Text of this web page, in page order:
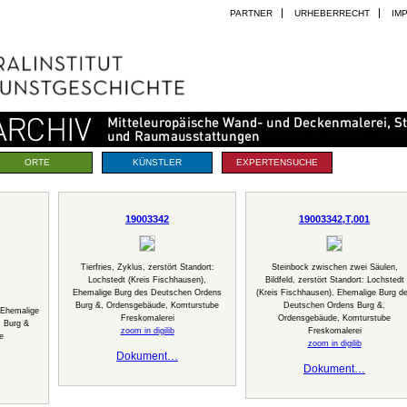
PARTNER URHEBERRECHT
ORTE KÜNSTLER EXPERTENSUCHE
Burg &
19003342
Tierfries, Zyklus, zerstört Standort:
Lochstedt (Kreis Fischhausen),
Ehemalige Burg des Deutschen Ordens
Burg &, Ordensgebäude, Komturstube
Freskomalerei
zoom in digilib
Dokument…
19003342,T,001
Steinbock zwischen zwei Säulen,
Bildfeld, zerstört Standort: Lochstedt
(Kreis Fischhausen), Ehemalige Burg
Deutschen Ordens Burg &,
Ordensgebäude, Komturstube
Freskomalerei
zoom in digilib
Dokument…